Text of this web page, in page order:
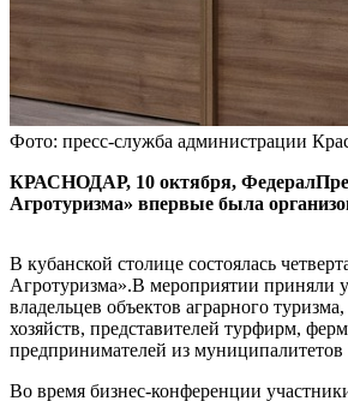
Фото: пресс-служба администрации
КРАСНОДАР, 10 октября,
Агротуризма» впервые была
В кубанской столице состоялась
Агротуризма».В мероприятии приняли
владельцев объектов аграрного
хозяйств, представителей турфирм,
предпринимателей из муниципалитетов
Во время бизнес-конференции